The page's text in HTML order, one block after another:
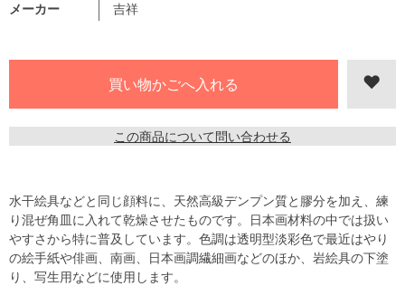
メーカー 吉祥
この商品について問い合わせる
水干絵具などと同じ顔料に、天然高級デンプン質と膠分を加え、練
り混ぜ角皿に入れて乾燥させたものです。日本画材料の中では扱い
やすさから特に普及しています。色調は透明型淡彩色で最近はやり
の絵手紙や俳画、南画、日本画調繊細画などのほか、岩絵具の下塗
り、写生用などに使用します。